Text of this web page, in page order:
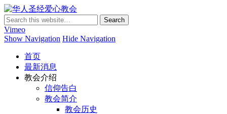
Vimeo
Show Navigation Hide Navigation
首页
最新消息
教会介绍
信仰告白
教会简介
教会历史